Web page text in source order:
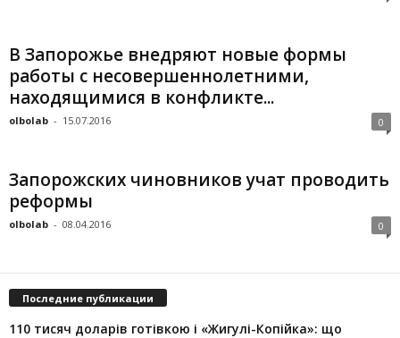
В Запорожье внедряют новые формы
работы с несовершеннолетними,
находящимися в конфликте...
olbolab - 15.07.2016 0
Запорожских чиновников учат проводить
реформы
olbolab - 08.04.2016 0
Последние публикации
110 тисяч доларів готівкою і «Жигулі-Копійка»: що